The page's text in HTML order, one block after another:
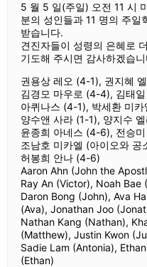
5 월 5 일(주일) 오전 11 시
분의 성인들과 11 명의 주
받습니다.
견진자들이 성령의 은혜로
기도해 주시면 감사하겠습
권용상 레오 (4-1), 권지혜
김경모 마우로 (4-4), 김태
아퀴나스 (4-1), 박세환 미
양수앤 사라 (1-1), 양지수
윤종희 아네스 (4-6), 전승
조남호 미카엘 (아이오와 공
허봉희 안나 (4-6)
Aaron Ahn (John the
Ray An (Victor), Noah Bae
Daron Bong (John), Ava
(Ava), Jonathan Joo
Nathan Kang (Nathan),
(Matthew), Justin Kwon
Sadie Lam (Antonia),
(Ethan)